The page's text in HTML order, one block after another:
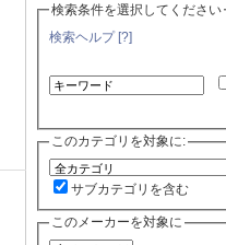
検索条件を選択してください
検索ヘルプ [?]
このカテゴリを対象に:
サブカテゴリを含む
このメーカーを対象に